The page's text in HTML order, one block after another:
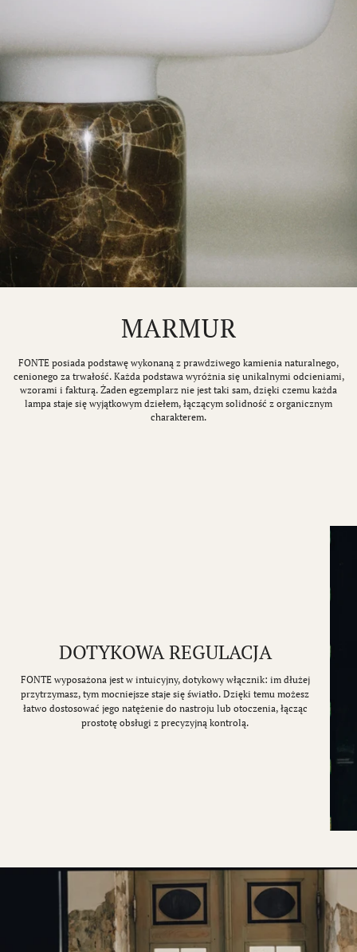
MARMUR
FONTE posiada podstawę wykonaną z prawdziwego kamienia naturalnego,
cenionego za trwałość. Każda podstawa wyróżnia się unikalnymi odcieniami,
wzorami i fakturą. Żaden egzemplarz nie jest taki sam, dzięki czemu każda
lampa staje się wyjątkowym dziełem, łączącym solidność z organicznym
charakterem.
DOTYKOWA REGULACJA
FONTE wyposażona jest w intuicyjny, dotykowy włącznik: im dłużej
przytrzymasz, tym mocniejsze staje się światło. Dzięki temu możesz
łatwo dostosować jego natężenie do nastroju lub otoczenia, łącząc
prostotę obsługi z precyzyjną kontrolą.